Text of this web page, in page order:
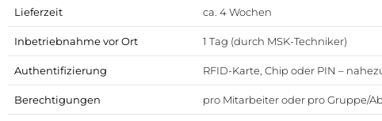
Lieferzeit ca. 4 Wochen
Inbetriebnahme vor Ort 1 Tag (durch MSK-Techniker)
Authentifizierung RFID-Karte, Chip oder PIN –
Berechtigungen pro Mitarbeiter oder pro Gruppe/